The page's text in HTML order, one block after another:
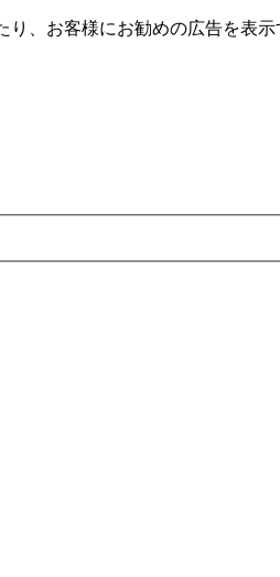
、お客様にお勧めの広告を表